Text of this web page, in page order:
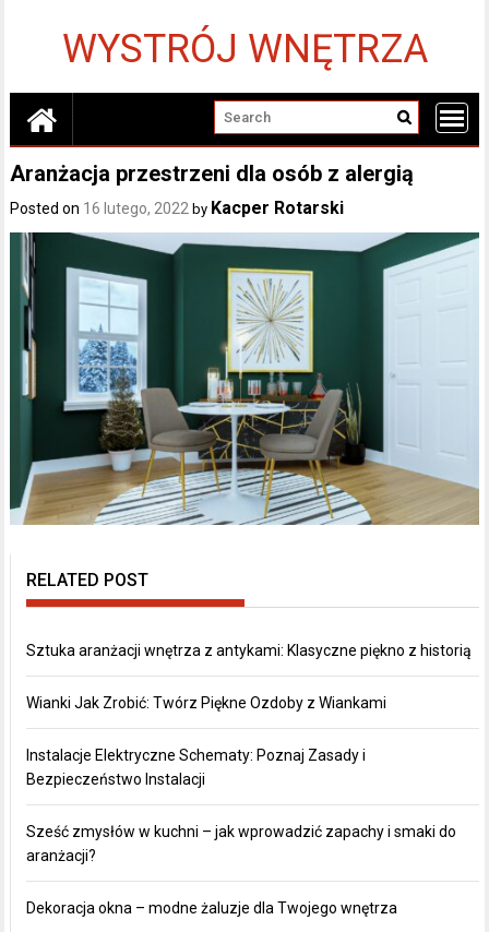
WYSTRÓJ WNĘTRZA
Aranżacja przestrzeni dla osób z alergią
Posted on 16 lutego, 2022 by Kacper Rotarski
RELATED POST
Sztuka aranżacji wnętrza z antykami: Klasyczne piękno z historią
Wianki Jak Zrobić: Twórz Piękne Ozdoby z Wiankami
Instalacje Elektryczne Schematy: Poznaj Zasady i
Bezpieczeństwo Instalacji
Sześć zmysłów w kuchni – jak wprowadzić zapachy i smaki do
aranżacji?
Dekoracja okna – modne żaluzje dla Twojego wnętrza